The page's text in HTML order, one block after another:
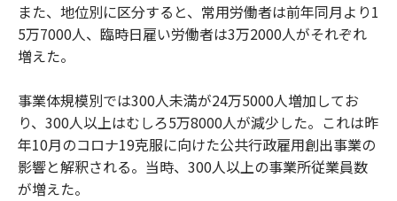
また、地位別に区分すると、常用労働者は前年同月より1
5万7000人、臨時日雇い労働者は3万2000人がそれぞれ
増えた。
事業体規模別では300人未満が24万5000人増加してお
り、300人以上はむしろ5万8000人が減少した。これは昨
年10月のコロナ19克服に向けた公共行政雇用創出事業の
影響と解釈される。当時、300人以上の事業所従業員数
が増えた。